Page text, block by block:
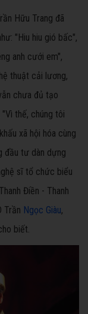
Hữu Trang đã
"Hiu hiu gió bấc",
anh cưới em",
thuật cải lương,
chưa đủ tạo
thế, chúng tôi
xã hội hóa cùng
đầu tư dàn dựng
sĩ tổ chức biểu
Điền - Thanh
Trần Ngọc Giàu,
biết.